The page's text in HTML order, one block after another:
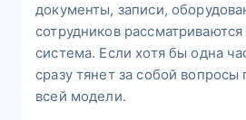
документы, записи,
сотрудников
система. Если хотя бы одна
сразу тянет за собой вопросы
всей модели.